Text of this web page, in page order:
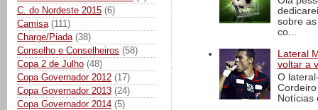
C. do Nordeste 2015 (6)
Camisa (111)
Charge/Piada (38)
Conselho e Conselheiros (58)
Copa 2 de Julho (48)
Copa Governador 2012 (17)
Copa Governador 2013 (24)
Copa Governador 2014 (5)
sobre
co...
Lateral
voltar a
O
Notícias